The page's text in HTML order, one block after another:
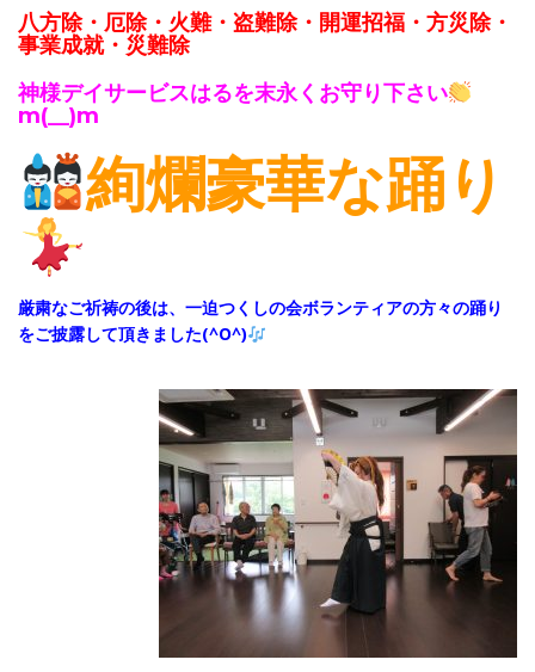
八方除・厄除・火難・盗難除・開運招福・方災除・
事業成就・災難除
神様デイサービスはるを末永くお守り下さい
m(__)m
絢爛豪華な踊り
厳粛なご祈祷の後は、一迫つくしの会ボランティアの方々の踊り
をご披露して頂きました(^O^)